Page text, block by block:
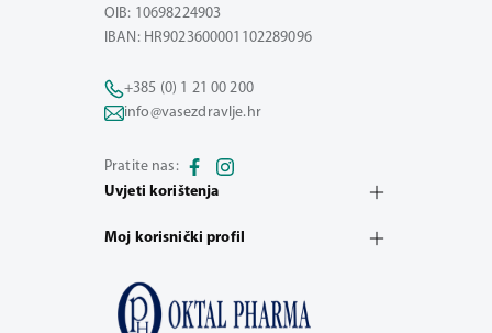
OIB: 10698224903
IBAN: HR9023600001102289096
+385 (0) 1 21 00 200
info@vasezdravlje.hr
Pratite nas:
Uvjeti korištenja
Moj korisnički profil